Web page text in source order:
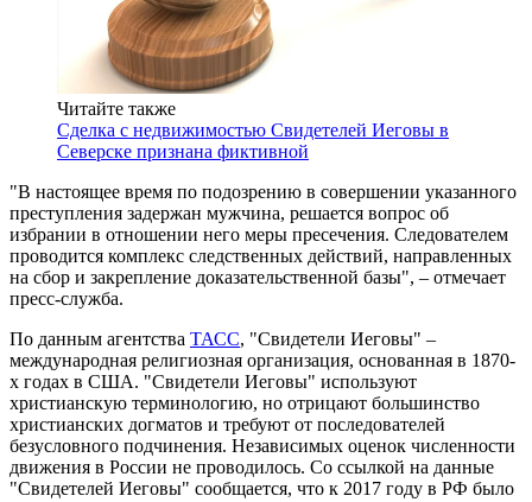
Читайте также
Сделка с недвижимостью Свидетелей Иеговы в
Северске признана фиктивной
"В настоящее время по подозрению в совершении указанного
преступления задержан мужчина, решается вопрос об
избрании в отношении него меры пресечения. Следователем
проводится комплекс следственных действий, направленных
на сбор и закрепление доказательственной базы", – отмечает
пресс-служба.
По данным агентства ТАСС, "Свидетели Иеговы" –
международная религиозная организация, основанная в 1870-
х годах в США. "Свидетели Иеговы" используют
христианскую терминологию, но отрицают большинство
христианских догматов и требуют от последователей
безусловного подчинения. Независимых оценок численности
движения в России не проводилось. Со ссылкой на данные
"Свидетелей Иеговы" сообщается, что к 2017 году в РФ было